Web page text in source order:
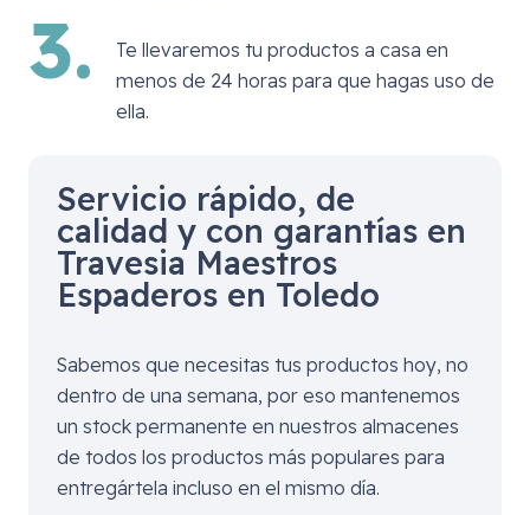
3.
Te llevaremos tu productos a casa en
menos de 24 horas para que hagas uso de
ella.
Servicio rápido, de
calidad y con garantías en
Travesia Maestros
Espaderos en Toledo
Sabemos que necesitas tus productos hoy, no
dentro de una semana, por eso mantenemos
un stock permanente en nuestros almacenes
de todos los productos más populares para
entregártela incluso en el mismo día.